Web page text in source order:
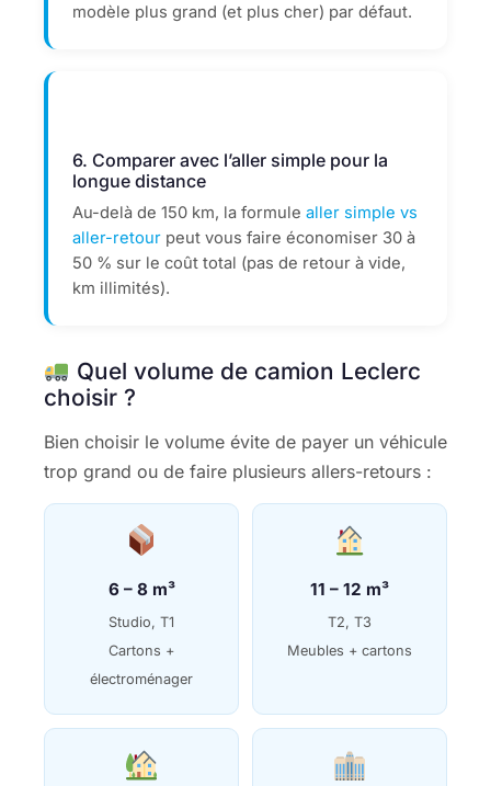
modèle plus grand (et plus cher) par défaut.
6. Comparer avec l’aller simple pour la
longue distance
Au-delà de 150 km, la formule aller simple vs
aller-retour peut vous faire économiser 30 à
50 % sur le coût total (pas de retour à vide,
km illimités).
Quel volume de camion Leclerc
choisir ?
Bien choisir le volume évite de payer un véhicule
trop grand ou de faire plusieurs allers-retours :
6 – 8 m³
Studio, T1
Cartons +
électroménager
11 – 12 m³
T2, T3
Meubles + cartons